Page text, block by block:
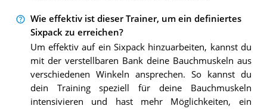
Wie effektiv ist dieser Trainer, um ein definiertes
Sixpack zu erreichen?
Um effektiv auf ein Sixpack hinzuarbeiten, kannst du
mit der verstellbaren Bank deine Bauchmuskeln aus
verschiedenen Winkeln ansprechen. So kannst du
dein Training speziell für deine Bauchmuskeln
intensivieren und hast mehr Möglichkeiten, ein